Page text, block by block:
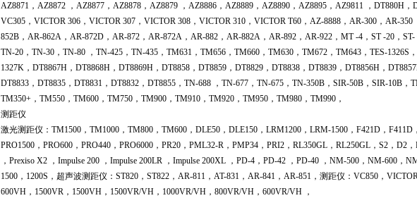
AZ8871，AZ8872 ，AZ8877，AZ8878，AZ8879 ，AZ8886，AZ8889，AZ8890，AZ8895，AZ9811 ，DT880H，
VC305，VICTOR 306，VICTOR 307，VICTOR 308，VICTOR 310，VICTOR T60，AZ-8888，AR-300，AR-
852B，AR-862A，AR-872D，AR-872，AR-872A，AR-882，AR-882A，AR-892，AR-922，MT -4，ST -20，ST-
TN-20，TN-30，TN-80 ，TN-425，TN-435，TM631，TM656，TM660，TM630，TM672，TM643，TES-1326S
1327K，DT8867H，DT8868H，DT8869H，DT8858，DT8859，DT8829，DT8838，DT8839，DT8856H，
DT8833，DT8835，DT8831，DT8832，DT8855，TN-688 ，TN-677，TN-675，TN-350B，SIR-50B，SIR-10B，
TM350+，TM550，TM600，TM750，TM900，TM910，TM920，TM950，TM980，TM990，
测距仪
激光测距仪：TM1500，TM1000，TM800，TM600，DLE50，DLE150，LRM1200，LRM-1500，F421D，F411D
PRO1500，PRO600，PRO440，PRO6000，PR20，PML32-R，PMP34，PRI2，RL350GL，RL250GL，S2，D2
，Prexiso X2 ，Impulse 200 ，Impulse 200LR ，Impulse 200XL ，PD-4，PD-42 ，PD-40 ，NM-500，NM-600，
1500，1200S，超声波测距仪：ST820，ST822，AR-811，AT-831，AR-841，AR-851，测距仪：VC850，
600VH，1500VR，1500VH，1500VR/VH，1000VR/VH，800VR/VH，600VR/VH ，